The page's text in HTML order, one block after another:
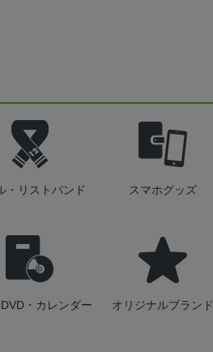
・リストバンド スマホグッズ
・カレンダー オリジナルブランド